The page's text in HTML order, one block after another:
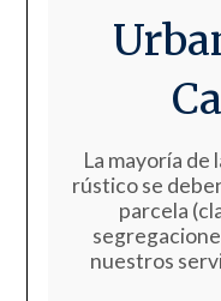
La mayoría de
rústico se
parcela
nuestros